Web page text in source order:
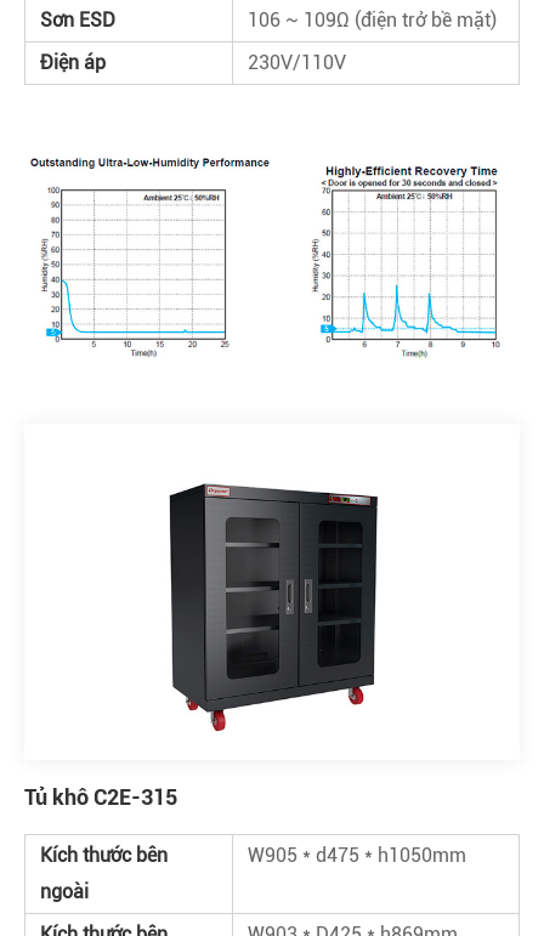
Sơn ESD
106 ~ 109Ω (điện trở bề mặt)
Điện áp
230V/110V
Tủ khô C2E-315
Kích thước bên
ngoài
W905 * d475 * h1050mm